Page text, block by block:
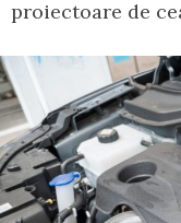
proiectoare de